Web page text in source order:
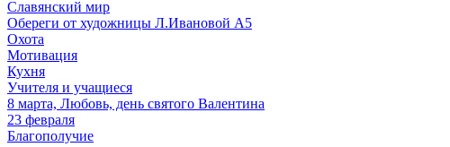
Славянский мир
Обереги от художницы Л.Ивановой А5
Охота
Мотивация
Кухня
Учителя и учащиеся
8 марта, Любовь, день святого Валентина
23 февраля
Благополучие